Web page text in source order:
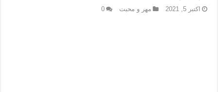
دعای قوی برای حاجات دنیا و آخرت – حاجت روایی و رفع مشکلات
اکتبر 5, 2021 مهر و محبت 0